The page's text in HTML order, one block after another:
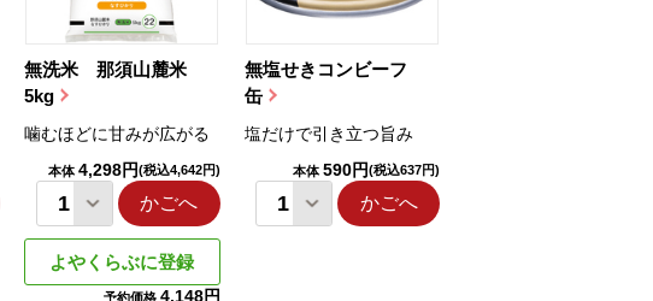
無洗米 那須山麓米
5kg
噛むほどに甘みが広がる
本体 4,298円(税込4,642円)
かごへ
よやくらぶに登録
予約価格 4,148円
無塩せきコンビーフ
缶
塩だけで引き立つ旨み
本体 590円(税込637円)
かごへ